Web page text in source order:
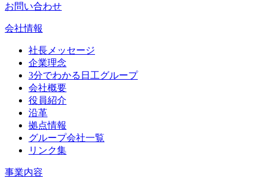
お問い合わせ
会社情報
社長メッセージ
企業理念
3分でわかる日工グループ
会社概要
役員紹介
沿革
拠点情報
グループ会社一覧
リンク集
事業内容